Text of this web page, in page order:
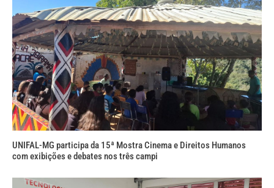
UNIFAL-MG participa da 15ª Mostra Cinema e Direitos Humanos
com exibições e debates nos três campi